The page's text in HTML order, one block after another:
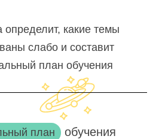
какие темы
слабо и составит
план обучения
план обучения